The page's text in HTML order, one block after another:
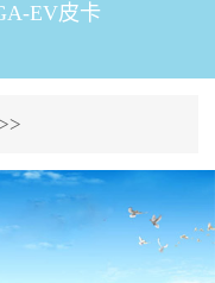
EV皮卡